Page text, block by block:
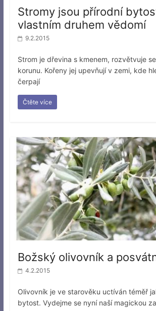
Stromy jsou přírodní
vlastním druhem vědomí
9.2.2015
Strom je dřevina s kmenem, rozvětvuje
korunu. Kořeny jej upevňují v zemi, kde
čerpají
Čtěte více
Božský olivovník a
4.2.2015
Olivovník je ve starověku uctíván téměř
bytost. Vydejme se nyní naší magickou